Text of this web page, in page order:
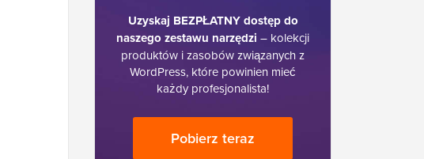
Uzyskaj BEZPŁATNY dostęp do
naszego zestawu narzędzi – kolekcji
produktów i zasobów związanych z
WordPress, które powinien mieć
każdy profesjonalista!
Pobierz teraz